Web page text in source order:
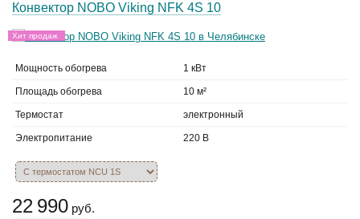
Конвектор NOBO Viking NFK 4S 10
Хит продаж
Мощность обогрева 1 кВт
Площадь обогрева 10 м²
Термостат электронный
Электропитание 220 В
22 990 руб.